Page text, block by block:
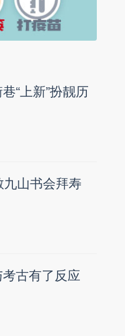
“上新”扮靓历
九山书会拜寿
古有了反应